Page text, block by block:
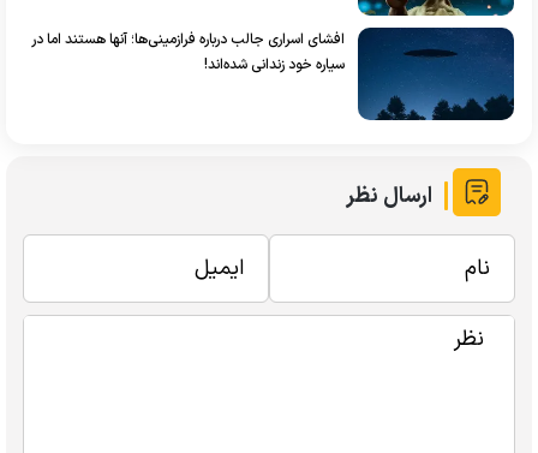
افشای اسراری جالب درباره فرازمینی‌ها؛ آنها هستند اما در
سیاره خود زندانی شده‌اند!
ارسال نظر